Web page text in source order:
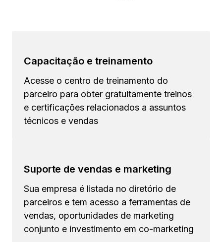
Capacitação e treinamento
Acesse o centro de treinamento do
parceiro para obter gratuitamente treinos
e certificações relacionados a assuntos
técnicos e vendas
Suporte de vendas e marketing
Sua empresa é listada no diretório de
parceiros e tem acesso a ferramentas de
vendas, oportunidades de marketing
conjunto e investimento em co-marketing